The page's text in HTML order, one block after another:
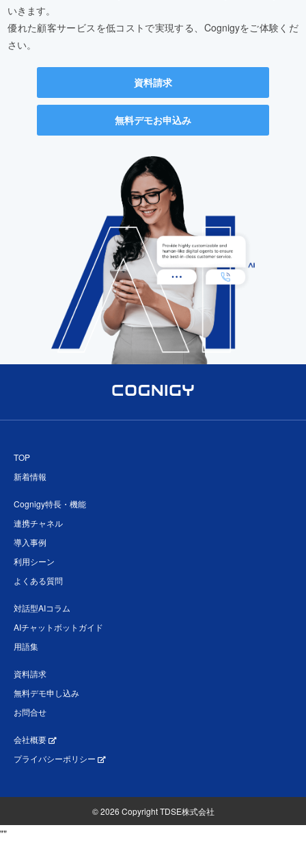
いきます。
優れた顧客サービスを低コストで実現する、Cognigyをご体験くだ
さい。
資料請求
無料デモお申込み
TOP
新着情報
Cognigy特長・機能
連携チャネル
導入事例
利用シーン
よくある質問
対話型AIコラム
AIチャットボットガイド
用語集
資料請求
無料デモ申し込み
お問合せ
会社概要
プライバシーポリシー
© 2026 Copyright TDSE株式会社
""